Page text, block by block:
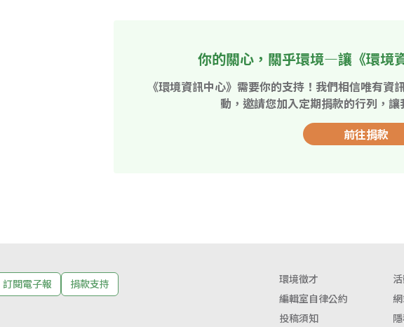
你的關心，關乎環境—讓《環境
《環境資訊中心》需要你的支持！我們相信唯有資
動，邀請您加入定期捐款的行列，讓
前往捐款
訂閱電子報 捐款支持 環境徵才
編輯室自律公約
投稿須知